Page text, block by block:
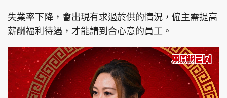
聯絡我們
隱私政策聲明
版權及免責聲明
失業率下降，會出現有求過於供的情況，僱主需提高
薪酬福利待遇，才能請到合心意的員工。